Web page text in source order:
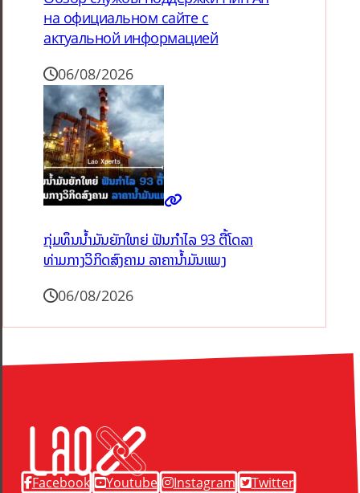
на официальном сайте с
актуальной информацией
06/08/2026
ກຸ່ມທຶນນ້ຳມັນຍັກໃຫຍ່ ຟັນກຳໄລ 93 ຕື້ໂດລາ
ທ່າມກາງວິກິດສົງຄາມ ລາຄານໍ້າມັນແພງ
06/08/2026
Facebook Youtube Instagram Twitter